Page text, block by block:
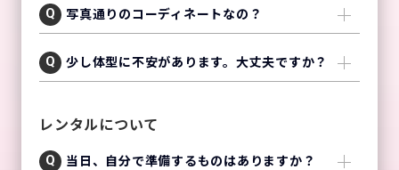
写真通りのコーディネートなの？
少し体型に不安があります。大丈夫ですか？
レンタルについて
当日、自分で準備するものはありますか？